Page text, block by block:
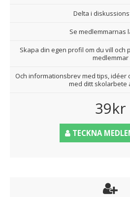
Delta i
Se medlemmarnas
Skapa din egen profil om du vill
medlemmar
Och informationsbrev med tips, idéer
med ditt skolarbete
39kr
TECKNA